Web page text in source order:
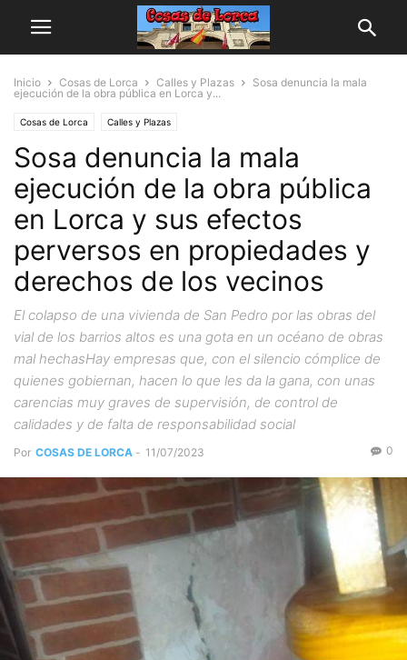
Inicio Cosas de Lorca Calles y Plazas
Sosa denuncia la mala
ejecución de la obra pública en Lorca y...
Cosas de Lorca Calles y Plazas
Sosa denuncia la mala
ejecución de la obra pública
en Lorca y sus efectos
perversos en propiedades y
derechos de los vecinos
El colapso de una vivienda de San Pedro por las obras del
vial de los barrios altos es una gota en un océano de obras
mal hechasHay empresas que, con el silencio cómplice de
quienes gobiernan, hacen lo que les da la gana, con unas
carencias muy graves de supervisión, de control de
calidades y de falta de responsabilidad social
Por COSAS DE LORCA - 11/07/2023 0